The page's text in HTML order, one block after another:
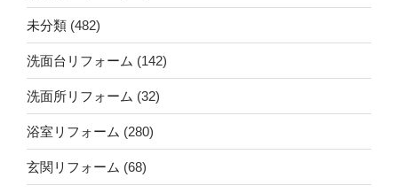
未分類 (482)
洗面台リフォーム (142)
洗面所リフォーム (32)
浴室リフォーム (280)
玄関リフォーム (68)